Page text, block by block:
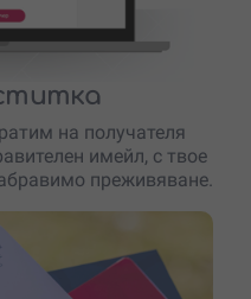
на получателя
имейл, с твое
преживяване.